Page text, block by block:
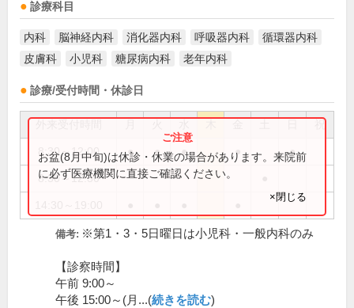
診療科目
内科 脳神経内科 消化器内科 呼吸器内科
循環器内科
皮膚科
小児科 糖尿病内科 老年内科
診療/受付時間・休診日
祝
8:30～12:00 ● ● ● ● ●
8:30～12:30
お盆(8月中旬)は休診・休業の場合があります。来院前
に必ず医療機関に直接ご確認ください。
×閉じる
備考: ※第1・3・5日曜日は小児科・一般内科のみ
【診察時間】
午前 9:00～
午後 15:00～(月...(続きを読む)